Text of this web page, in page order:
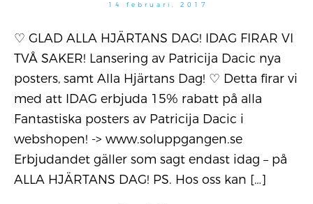
14 februari, 2017
♡ GLAD ALLA HJÄRTANS DAG! IDAG FIRAR VI
TVÅ SAKER! Lansering av Patricija Dacic nya
posters, samt Alla Hjärtans Dag! ♡ Detta firar vi
med att IDAG erbjuda 15% rabatt på alla
Fantastiska posters av Patricija Dacic i
webshopen! -> www.soluppgangen.se
Erbjudandet gäller som sagt endast idag – på
ALLA HJÄRTANS DAG! PS. Hos oss kan […]